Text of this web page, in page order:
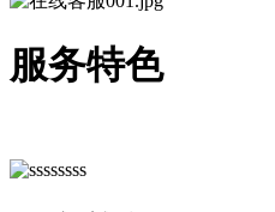
服务特色